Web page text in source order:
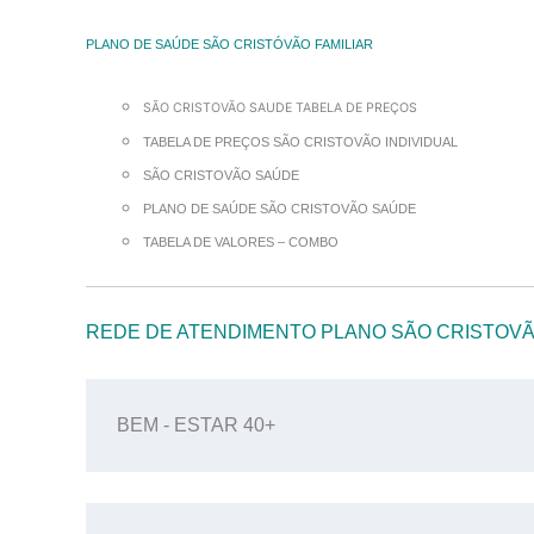
PLANO DE SAÚDE SÃO CRISTÓVÃO FAMILIAR
SÃO CRISTOVÃO SAUDE TABELA DE PREÇOS
TABELA DE PREÇOS SÃO CRISTOVÃO INDIVIDUAL
SÃO CRISTOVÃO SAÚDE
PLANO DE SAÚDE SÃO CRISTOVÃO SAÚDE
TABELA DE VALORES – COMBO
REDE DE ATENDIMENTO PLANO SÃO
BEM - ESTAR 40+